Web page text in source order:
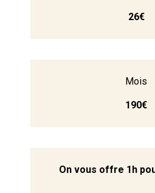
26€
Mois
190€
On vous offre 1h